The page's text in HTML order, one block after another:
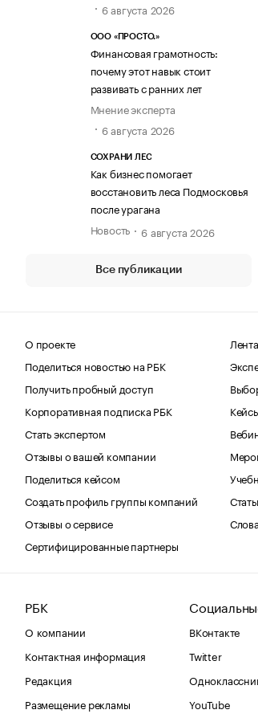
6 августа 2026
ООО «ПРОСТО.»
Финансовая грамотность:
почему этот навык стоит
развивать с ранних лет
Мнение эксперта
6 августа 2026
СОХРАНИ ЛЕС
Как бизнес помогает
восстановить леса Подмосковья
после урагана
Новость
6 августа 2026
Все публикации
О проекте
Поделиться новостью на РБК
Получить пробный доступ
Корпоративная подписка РБК
Стать экспертом
Отзывы о вашей компании
Поделиться кейсом
Создать профиль группы компаний
Отзывы о сервисе
Сертифицированные партнеры
РБК
О компании
Контактная информация
Редакция
Размещение рекламы
ВКонтакте
Twitter
YouTube